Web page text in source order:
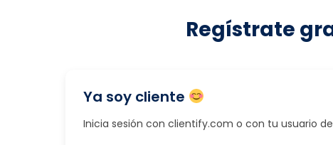
Regístrate
Ya soy cliente
Inicia sesión con clientify.com o con tu usuario